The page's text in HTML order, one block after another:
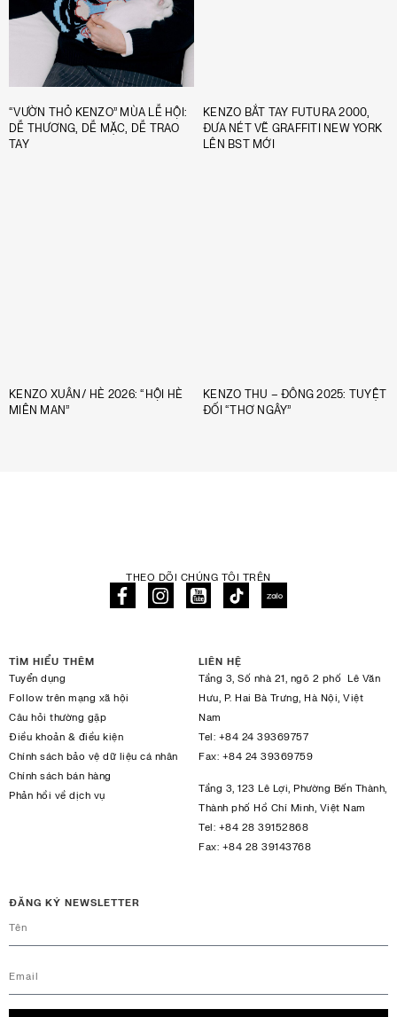
“VƯỜN THỎ KENZO” MÙA LỄ HỘI:
DỄ THƯƠNG, DỄ MẶC, DỄ TRAO
TAY
KENZO BẮT TAY FUTURA 2000,
ĐƯA NÉT VẼ GRAFFITI NEW YORK
LÊN BST MỚI
KENZO XUÂN/ HÈ 2026: “HỘI HÈ
MIÊN MAN”
KENZO THU – ĐÔNG 2025: TUYỆT
ĐỐI “THƠ NGÂY”
THEO DÕI CHÚNG TÔI TRÊN
TÌM HIỂU THÊM
Tuyển dụng
Follow trên mạng xã hội
Câu hỏi thường gặp
Điều khoản & điều kiện
Chính sách bảo vệ dữ liệu cá nhân
Chính sách bán hàng
Phản hồi về dịch vụ
LIÊN HỆ
Tầng 3, Số nhà 21, ngõ 2 phố Lê Văn
Hưu, P. Hai Bà Trưng, Hà Nội, Việt
Nam
Tel: +84 24 39369757
Fax: +84 24 39369759
Tầng 3, 123 Lê Lợi, Phường Bến Thành,
Thành phố Hồ Chí Minh, Việt Nam
Tel: +84 28 39152868
Fax: +84 28 39143768
ĐĂNG KÝ NEWSLETTER